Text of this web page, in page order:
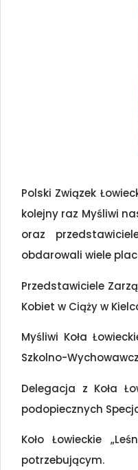
Polski Związek
kolejny raz Myśliwi
oraz
obdarowali wiele
Przedstawiciele
Kobiet w Ciąży w
Myśliwi Koła
Szkolno-
Delegacja z Koła
podopiecznych
Koło Łowieckie
potrzebującym.